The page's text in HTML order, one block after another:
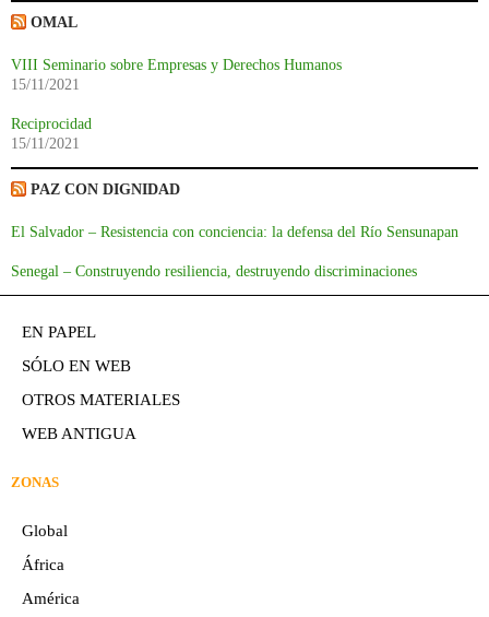
OMAL
VIII Seminario sobre Empresas y Derechos Humanos
15/11/2021
Reciprocidad
15/11/2021
PAZ CON DIGNIDAD
El Salvador – Resistencia con conciencia: la defensa del Río Sensunapan
Senegal – Construyendo resiliencia, destruyendo discriminaciones
EN PAPEL
SÓLO EN WEB
OTROS MATERIALES
WEB ANTIGUA
ZONAS
Global
África
América